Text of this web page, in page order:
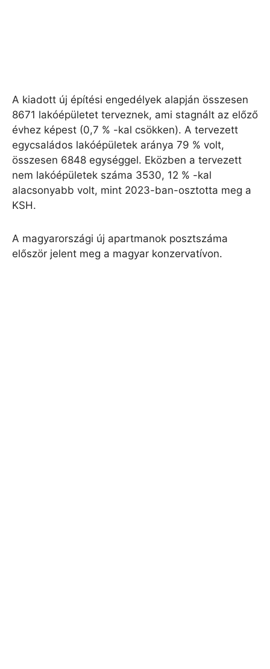
A kiadott új építési engedélyek alapján összesen
8671 lakóépületet terveznek, ami stagnált az előző
évhez képest (0,7 % -kal csökken). A tervezett
egycsaládos lakóépületek aránya 79 % volt,
összesen 6848 egységgel. Eközben a tervezett
nem lakóépületek száma 3530, 12 % -kal
alacsonyabb volt, mint 2023-ban-osztotta meg a
KSH.
A magyarországi új apartmanok posztszáma
először jelent meg a magyar konzervatívon.